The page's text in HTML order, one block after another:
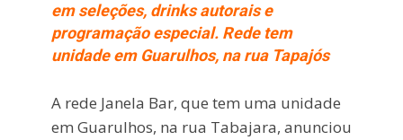
em seleções, drinks autorais e
programação especial. Rede tem
unidade em Guarulhos, na rua Tapajós
A rede Janela Bar, que tem uma unidade
em Guarulhos, na rua Tabajara, anunciou